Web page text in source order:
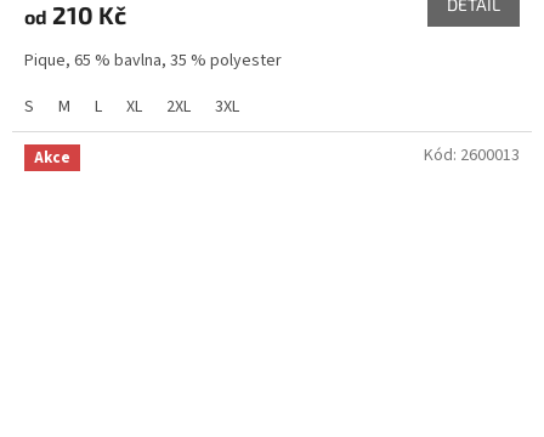
od 210 Kč DETAIL
Pique, 65 % bavlna, 35 % polyester
S
M L XL 2XL 3XL
Akce Kód: 2600013